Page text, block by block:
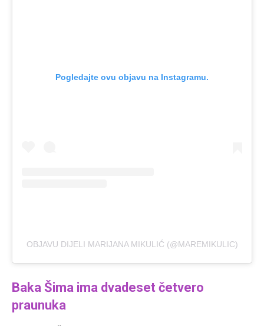
Pogledajte ovu objavu na Instagramu.
OBJAVU DIJELI MARIJANA MIKULIĆ (@MAREMIKULIC)
Baka Šima ima dvadeset četvero
praunuka